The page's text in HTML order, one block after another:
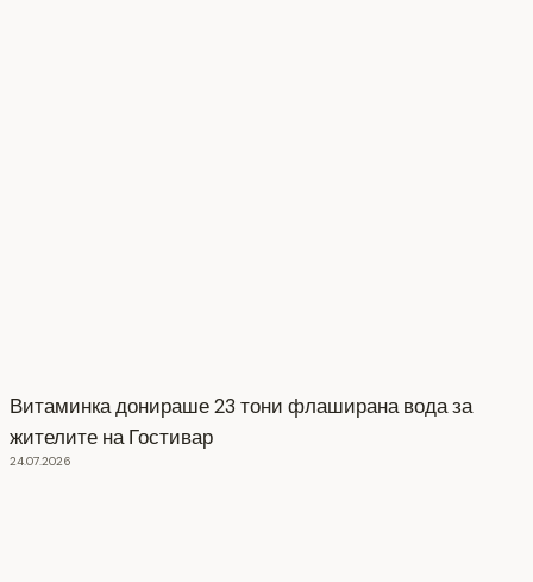
Витаминка донираше 23 тони флаширана вода за
жителите на Гостивар
24.07.2026